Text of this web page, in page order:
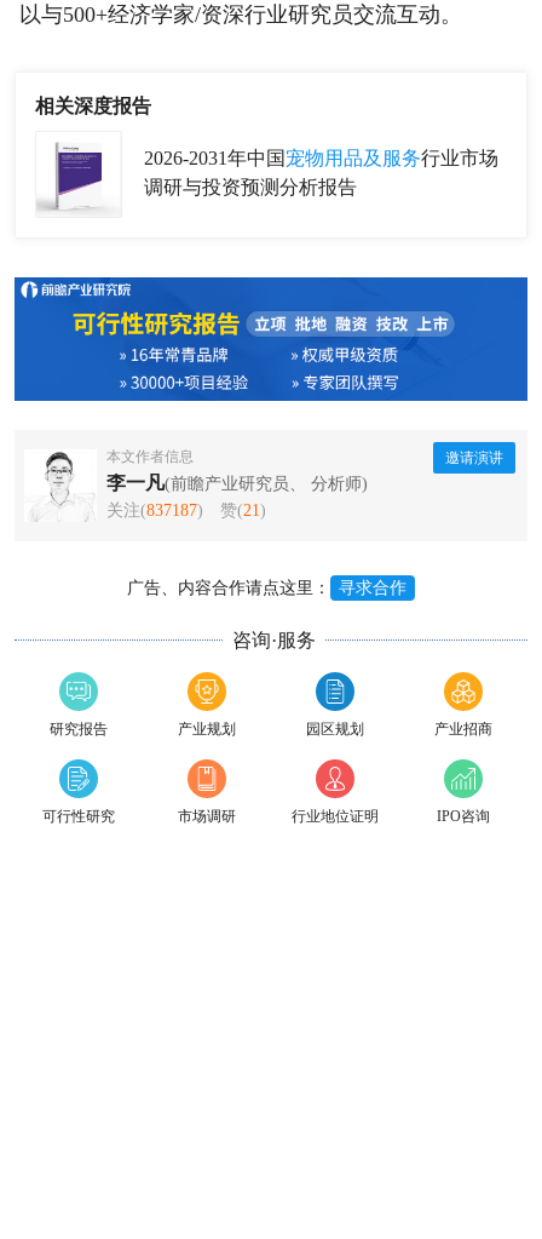
以与500+经济学家/资深行业研究员交流互动。
相关深度报告
2026-2031年中国 宠物用品及服务行业市场
调研与投资预测分析报告
本文作者信息
李一凡(前瞻产业研究员、 分析师)
关注(837187) 赞(21)
邀请演讲
广告、内容合作请点这里： 寻求合作
咨询·服务
研究报告 产业规划 园区规划 产业招商
可行性研究 市场调研 行业地位证明 IPO咨询